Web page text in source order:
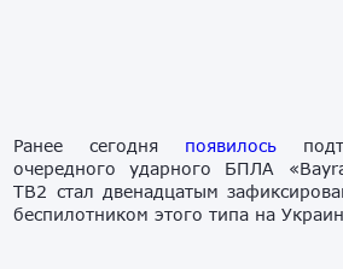
Ранее сегодня появилось
очередного ударного БПЛА
TB2 стал двенадцатым
беспилотником этого типа на